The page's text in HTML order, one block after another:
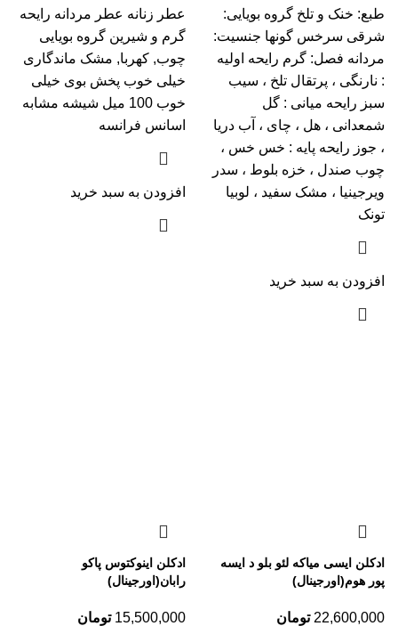
طبع: خنک و تلخ گروه بویایی:
شرقی سرخس گونها جنسیت:
مردانه فصل: گرم رایحه اولیه
: نارنگی ، پرتقال تلخ ، سیب
سبز رایحه میانی : گل
شمعدانی ، هل ، چای ، آب دریا
، جوز رایحه پایه : خس خس ،
چوب صندل ، خزه بلوط ، سدر
ویرجینیا ، مشک سفید ، لوبیا
تونک
افزودن به سبد خرید
عطر زنانه عطر مردانه رایحه
گرم و شیرین گروه بویایی
چوب, کهربا, مشک ماندگاری
خیلی خوب پخش بوی خیلی
خوب 100 میل شیشه مشابه
اسانس فرانسه
افزودن به سبد خرید
ادکلن ایسی میاکه لئو بلو د ایسه
پور هوم(اورجینال)
22,600,000 تومان
ادکلن اینوکتوس پاکو
رابان(اورجینال)
15,500,000 تومان